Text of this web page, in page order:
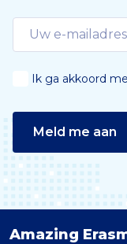
Ik ga akkoord
Meld me aan
Amazing